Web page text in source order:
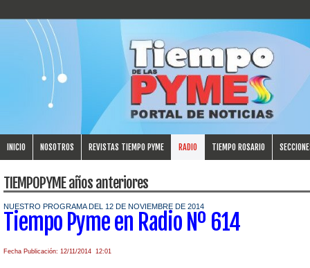
INICIO NOSOTROS REVISTAS TIEMPO PYME RADIO TIEMPO ROSARIO
TIEMPOPYME años anteriores
NUESTRO PROGRAMA DEL 12 DE NOVIEMBRE DE 2014
Tiempo Pyme en Radio Nº 614
Fecha Publicación: 12/11/2014 12:01